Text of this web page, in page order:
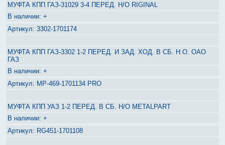
МУФТА КПП ГАЗ-31029 3-4 ПЕРЕД. Н/О RIGINAL
+
3302-1701174
МУФТА КПП ГАЗ-3302 1-2 ПЕРЕД. И ЗАД. ХОД. В СБ. Н.О. ОАО
ГАЗ
+
MP-469-1701134 PRO
МУФТА КПП УАЗ 1-2 ПЕРЕД. В СБ. Н/О METALPART
+
RG451-1701108